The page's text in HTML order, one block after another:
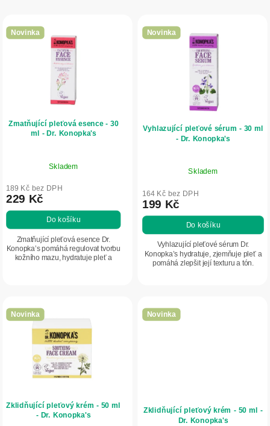
o
ý
o
t
ů
Novinka
Zmatňující pleťová esence - 30
ml - Dr. Konopka's
Skladem
189 Kč bez DPH
229 Kč
Do košíku
Zmatňující pleťová esence Dr.
Konopka’s pomáhá regulovat tvorbu
kožního mazu, hydratuje pleť a
Novinka
Vyhlazující pleťové sérum - 30 ml
- Dr. Konopka's
Skladem
164 Kč bez DPH
199 Kč
Do košíku
Vyhlazující pleťové sérum Dr.
Konopka’s hydratuje, zjemňuje pleť a
pomáhá zlepšit její texturu a tón.
Novinka
Zklidňující pleťový krém - 50 ml
- Dr. Konopka's
Novinka
Zklidňující pleťový krém - 50 ml -
Dr. Konopka's